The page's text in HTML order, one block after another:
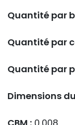
Quantité par
Quantité par
Quantité par
Dimensions